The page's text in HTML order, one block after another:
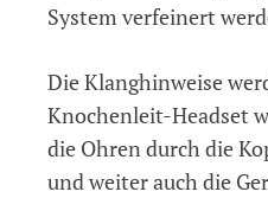
System verfeinert
Die Klanghinweise
Knochenleit-Headset
die Ohren durch die
und weiter auch die